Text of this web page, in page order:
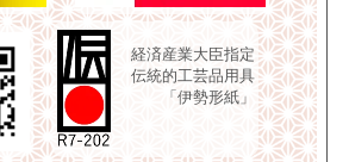
経済産業大臣指定
伝統的工芸品用具
「伊勢形紙」